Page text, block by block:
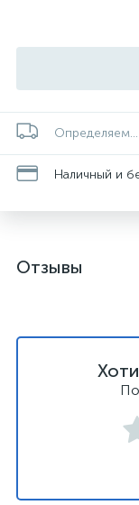
Определяем...
Наличный и
Отзывы